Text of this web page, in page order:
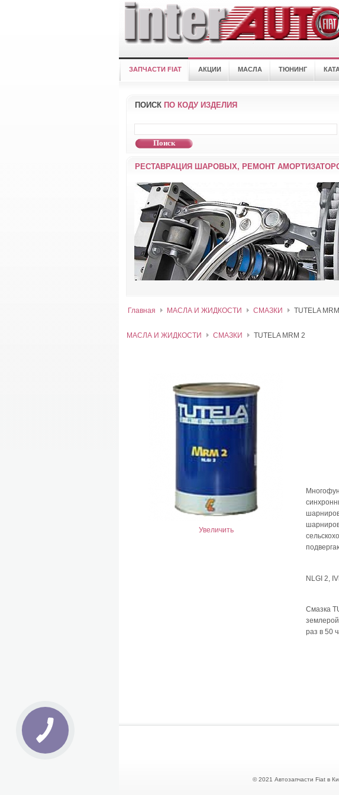
ЗАПЧАСТИ FIAT АКЦИИ МАСЛА ТЮНИНГ
ПОИСК ПО КОДУ ИЗДЕЛИЯ
РЕСТАВРАЦИЯ ШАРОВЫХ, РЕМОНТ
Главная МАСЛА И ЖИДКОСТИ СМАЗКИ TUTELA
МАСЛА И ЖИДКОСТИ СМАЗКИ TUTELA MRM 2
Увеличить
NLGI 2,
Смазка
раз в 50
© 2021 Автозапчасти Fiat в